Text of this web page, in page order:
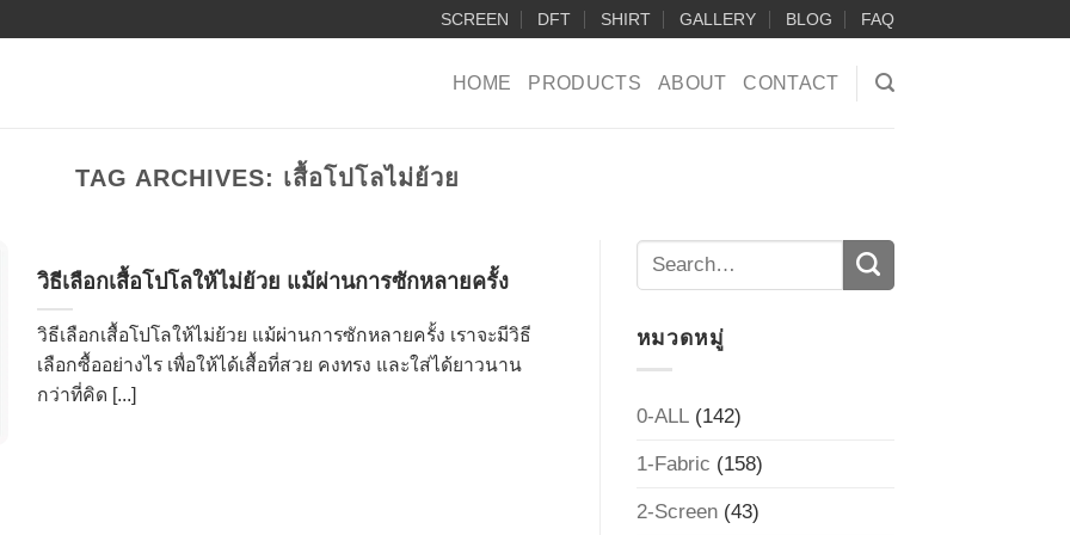
SCREEN DFT SHIRT GALLERY BLOG FAQ
HOME PRODUCTS ABOUT CONTACT
TAG ARCHIVES: เสื้อโปโลไม่ย้วย
วิธีเลือกเสื้อโปโลให้ไม่ย้วย แม้ผ่านการซักหลายครั้ง
วิธีเลือกเสื้อโปโลให้ไม่ย้วย แม้ผ่านการซักหลายครั้ง เราจะมีวิธี
เลือกซื้ออย่างไร เพื่อให้ได้เสื้อที่สวย คงทรง และใส่ได้ยาวนาน
กว่าที่คิด [...]
หมวดหมู่
0-ALL(142)
1-Fabric (158)
2-Screen(43)